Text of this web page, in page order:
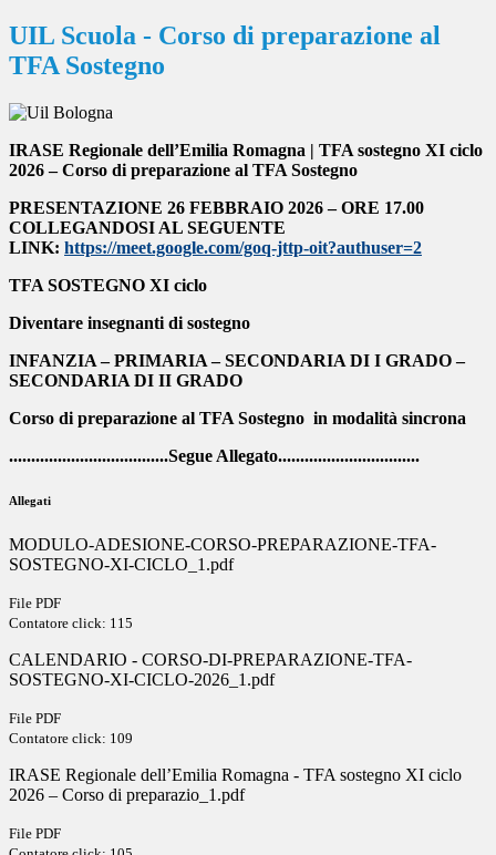
UIL Scuola - Corso di preparazione al
TFA Sostegno
IRASE Regionale dell’Emilia Romagna | TFA sostegno XI ciclo
2026 – Corso di preparazione al TFA Sostegno
PRESENTAZIONE 26 FEBBRAIO 2026 – ORE 17.00
COLLEGANDOSI AL SEGUENTE
LINK: https://meet.google.com/goq-jttp-oit?authuser=2
TFA SOSTEGNO XI ciclo
Diventare insegnanti di sostegno
INFANZIA – PRIMARIA – SECONDARIA DI I GRADO –
SECONDARIA DI II GRADO
Corso di preparazione al TFA Sostegno in modalità sincrona
....................................Segue Allegato................................
Allegati
MODULO-ADESIONE-CORSO-PREPARAZIONE-TFA-
SOSTEGNO-XI-CICLO_1.pdf
File PDF
Contatore click: 115
CALENDARIO - CORSO-DI-PREPARAZIONE-TFA-
SOSTEGNO-XI-CICLO-2026_1.pdf
File PDF
Contatore click: 109
IRASE Regionale dell’Emilia Romagna - TFA sostegno XI ciclo
2026 – Corso di preparazio_1.pdf
File PDF